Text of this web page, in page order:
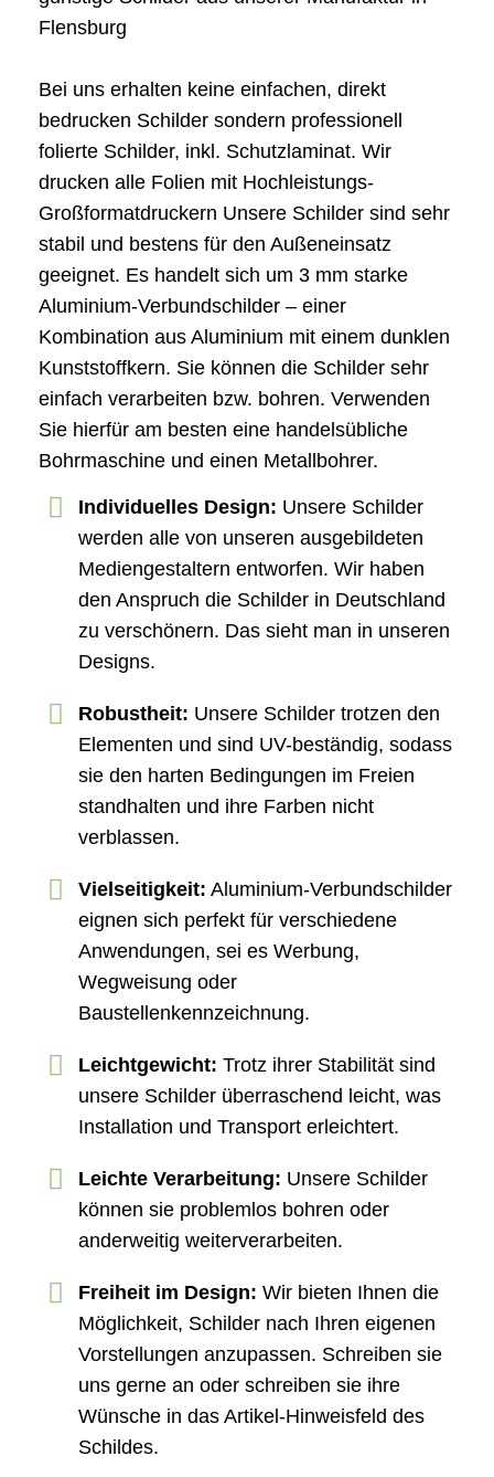
Flensburg
Bei uns erhalten keine einfachen, direkt
bedrucken Schilder sondern professionell
folierte Schilder, inkl. Schutzlaminat. Wir
drucken alle Folien mit Hochleistungs-
Großformatdruckern Unsere Schilder sind sehr
stabil und bestens für den Außeneinsatz
geeignet. Es handelt sich um 3 mm starke
Aluminium-Verbundschilder – einer
Kombination aus Aluminium mit einem dunklen
Kunststoffkern. Sie können die Schilder sehr
einfach verarbeiten bzw. bohren. Verwenden
Sie hierfür am besten eine handelsübliche
Bohrmaschine und einen Metallbohrer.
Individuelles Design: Unsere Schilder
werden alle von unseren ausgebildeten
Mediengestaltern entworfen. Wir haben
den Anspruch die Schilder in Deutschland
zu verschönern. Das sieht man in unseren
Designs.
Robustheit: Unsere Schilder trotzen den
Elementen und sind UV-beständig, sodass
sie den harten Bedingungen im Freien
standhalten und ihre Farben nicht
verblassen.
Vielseitigkeit: Aluminium-Verbundschilder
eignen sich perfekt für verschiedene
Anwendungen, sei es Werbung,
Wegweisung oder
Baustellenkennzeichnung.
Leichtgewicht:Trotz ihrer Stabilität sind
unsere Schilder überraschend leicht, was
Installation und Transport erleichtert.
Leichte Verarbeitung: Unsere Schilder
können sie problemlos bohren oder
anderweitig weiterverarbeiten.
Freiheit im Design:Wir bieten Ihnen die
Möglichkeit, Schilder nach Ihren eigenen
Vorstellungen anzupassen. Schreiben sie
uns gerne an oder schreiben sie ihre
Wünsche in das Artikel-Hinweisfeld des
Schildes.